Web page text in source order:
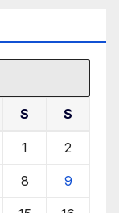
S S
1 2
8 9